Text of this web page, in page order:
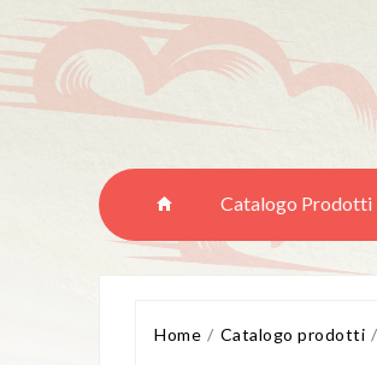
Catalogo Prodotti
Home Catalogo prodotti